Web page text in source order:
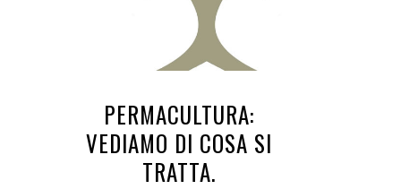
PERMACULTURA:
VEDIAMO DI COSA SI
TRATTA.